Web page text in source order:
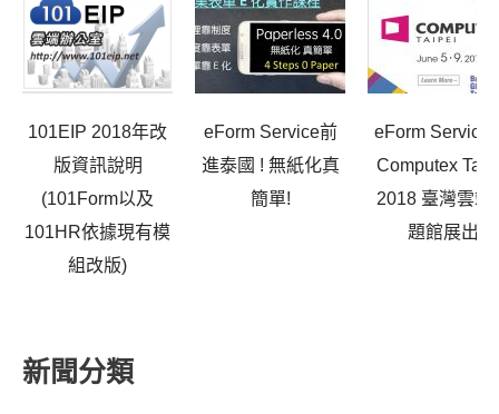
101EIP 2018年改
版資訊說明
(101Form以及
101HR依據現有模
組改版)
eForm Service前
進泰國 ! 無紙化真
簡單!
eForm Service
Computex
2018 臺灣雲端
題館展出
新聞分類